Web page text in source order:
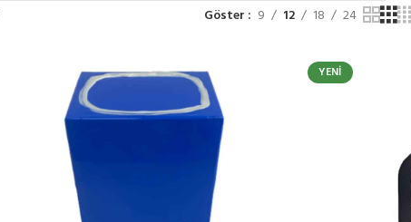
Göster 9 12 18 24
YENI